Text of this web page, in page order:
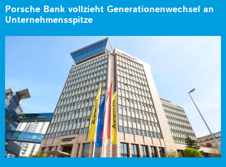
Porsche Bank vollzieht Generationenwechsel an
Unternehmensspitze